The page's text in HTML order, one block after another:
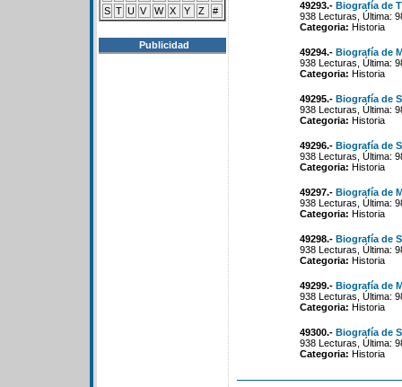
S T U V W X Y Z #
Publicidad
49293.- Biografía de
938 Lecturas, Última:
Categoria: Historia
49294.- Biografía de
938 Lecturas, Última:
Categoria: Historia
49295.- Biografía de
938 Lecturas, Última:
Categoria: Historia
49296.- Biografía de
938 Lecturas, Última:
Categoria: Historia
49297.- Biografía de
938 Lecturas, Última:
Categoria: Historia
49298.- Biografía de
938 Lecturas, Última:
Categoria: Historia
49299.- Biografía de
938 Lecturas, Última:
Categoria: Historia
49300.- Biografía de
938 Lecturas, Última:
Categoria: Historia